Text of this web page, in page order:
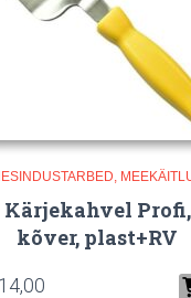
Kärjekahvel Profi,
kõver, plast+RV
14,00